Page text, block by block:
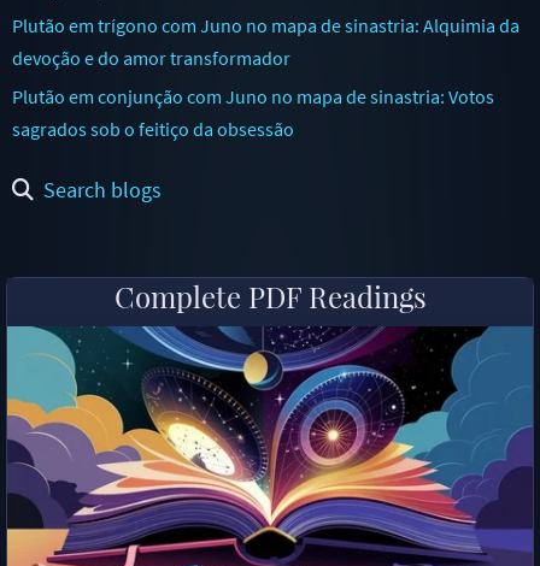
Plutão em trígono com Juno no mapa de sinastria: Alquimia da
devoção e do amor transformador
Plutão em conjunção com Juno no mapa de sinastria: Votos
sagrados sob o feitiço da obsessão
Search blogs
Complete PDF Readings